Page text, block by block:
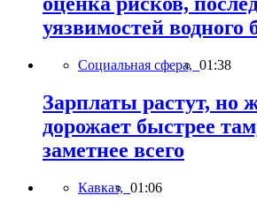
уязвимостей водного
Социальная сфера, 01:38
Зарплаты растут, но
дорожает быстрее
заметнее всего
Кавказ, 01:06